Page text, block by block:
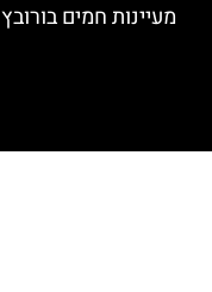
מעיינות חמים בורובץ